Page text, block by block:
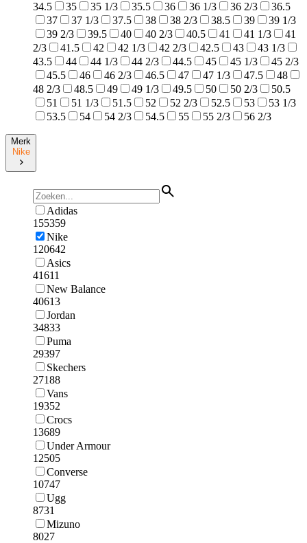
34.5
35 35 1/3 35.5 36 36 1/3 36 2/3
36.5
37
37 1/3 37.5 38 38 2/3 38.5 39
39 1/3
39 2/3
39.5 40 40 2/3 40.5 41 41 1/3
41
2/3
41.5 42 42 1/3 42 2/3 42.5 43
43 1/3
43.5
44 44 1/3 44 2/3 44.5 45 45 1/3
45 2/3
45.5
46 46 2/3 46.5 47 47 1/3 47.5
48
48 2/3
48.5 49 49 1/3 49.5 50 50 2/3
50.5
51
51 1/3 51.5 52 52 2/3 52.5 53
53 1/3
53.5
54 54 2/3 54.5 55 55 2/3 56 2/3
Merk
Nike
Adidas
155359
Nike
120642
Asics
41611
New Balance
40613
Jordan
34833
Puma
29397
Skechers
27188
Vans
19352
Crocs
13689
Under Armour
12505
Converse
10747
Ugg
8731
Mizuno
8027